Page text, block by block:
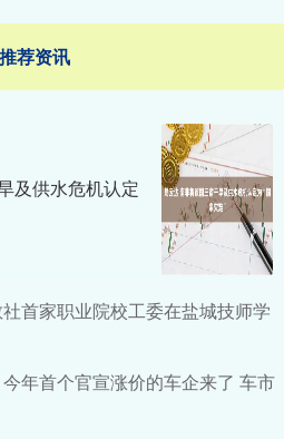
推荐资讯
及供水危机认定
首家职业院校工委在盐城技师学
年首个官宣涨价的车企来了 车市